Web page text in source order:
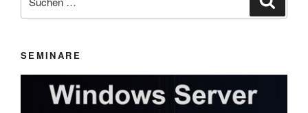
nach:
SEMINARE